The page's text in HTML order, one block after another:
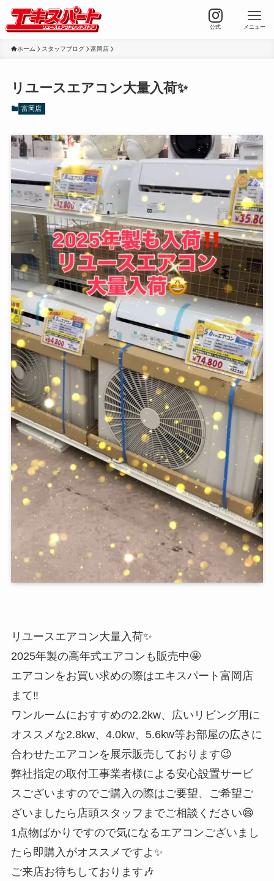
公式 メニュー
ホーム スタッフブログ 富岡店
リユースエアコン大量入荷✨
富岡店
リユースエアコン大量入荷✨
2025年製の高年式エアコンも販売中🤩
エアコンをお買い求めの際はエキスパート富岡店
まて‼️
ワンルームにおすすめの2.2kw、広いリビング用に
オススメな2.8kw、4.0kw、5.6kw等お部屋の広さに
合わせたエアコンを展示販売しております😉
弊社指定の取付工事業者様による安心設置サービ
スございますのでご購入の際はご要望、ご希望ご
ざいましたら店頭スタッフまでご相談ください😄
1点物ばかりですので気になるエアコンございまし
たら即購入がオススメですよ✨
ご来店お待ちしております🎶